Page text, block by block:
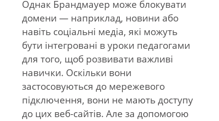
Однак Брандмауер може блокувати
домени — наприклад, новини або
навіть соціальні медіа, які можуть
бути інтегровані в уроки педагогами
для того, щоб розвивати важливі
навички. Оскільки вони
застосовуються до мережевого
підключення, вони не мають доступу
до цих веб-сайтів. Але за допомогою